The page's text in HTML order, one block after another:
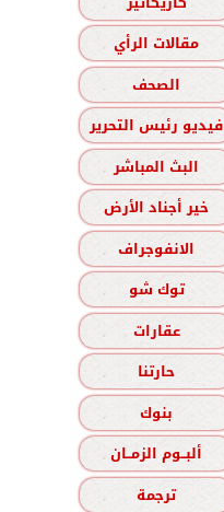
مقالات الرأي
الصحف
فيديو رئيس التحرير
البث المباشر
خير أجناد الأرض
الانفوجراف
توك شو
عقارات
حارتنا
بنوك
ألبــوم الزمــان
ترجمة